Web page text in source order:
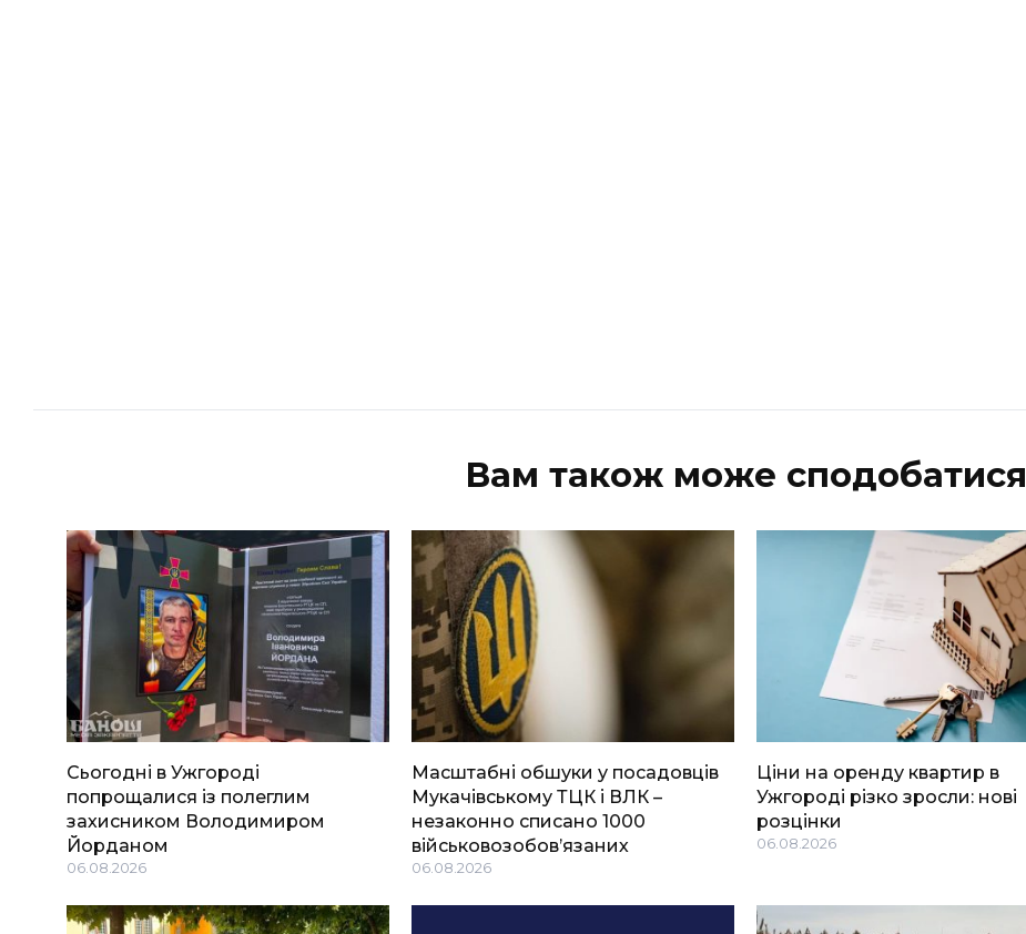
Вам також може сподобатися
Сьогодні в Ужгороді
попрощалися із полеглим
захисником Володимиром
Йорданом
06.08.2026
Масштабні обшуки у посадовців
Мукачівському ТЦК і ВЛК –
незаконно списано 1000
військовозобов’язаних
06.08.2026
Ціни на оренду квартир в
Ужгороді різко зросли: нові
розцінки
06.08.2026